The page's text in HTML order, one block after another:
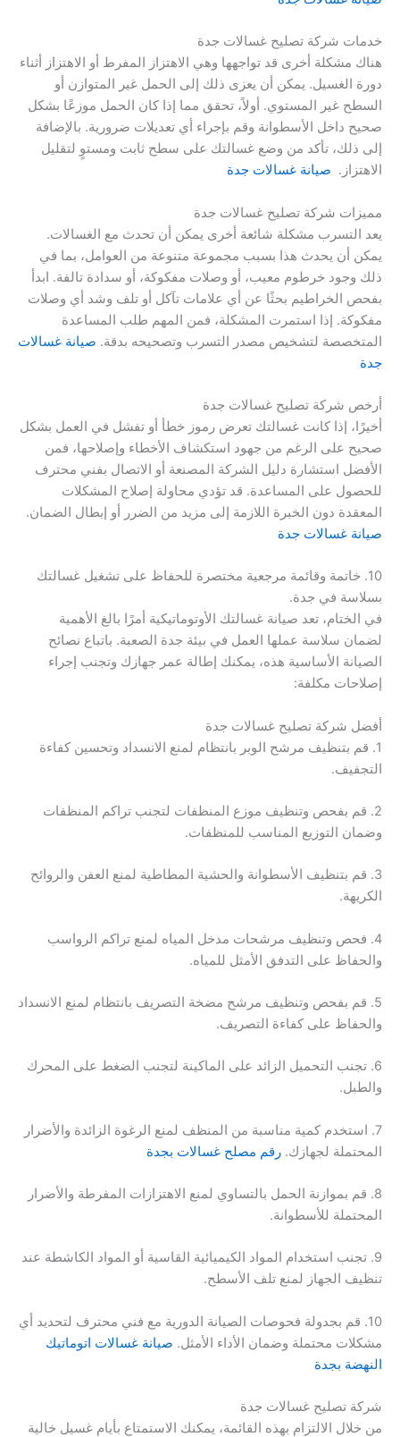
خدمات شركة تصليح غسالات جدة
هناك مشكلة أخرى قد تواجهها وهي الاهتزاز المفرط أو الاهتزاز أثناء
دورة الغسيل. يمكن أن يعزى ذلك إلى الحمل غير المتوازن أو
السطح غير المستوي. أولاً، تحقق مما إذا كان الحمل موزعًا بشكل
صحيح داخل الأسطوانة وقم بإجراء أي تعديلات ضرورية. بالإضافة
إلى ذلك، تأكد من وضع غسالتك على سطح ثابت ومستوٍ لتقليل
الاهتزاز. صيانة غسالات جدة
مميزات شركة تصليح غسالات جدة
يعد التسرب مشكلة شائعة أخرى يمكن أن تحدث مع الغسالات.
يمكن أن يحدث هذا بسبب مجموعة متنوعة من العوامل، بما في
ذلك وجود خرطوم معيب، أو وصلات مفكوكة، أو سدادة تالفة. ابدأ
بفحص الخراطيم بحثًا عن أي علامات تآكل أو تلف وشد أي وصلات
مفكوكة. إذا استمرت المشكلة، فمن المهم طلب المساعدة
المتخصصة لتشخيص مصدر التسرب وتصحيحه بدقة. صيانة غسالات
جدة
أرخص شركة تصليح غسالات جدة
أخيرًا، إذا كانت غسالتك تعرض رموز خطأ أو تفشل في العمل بشكل
صحيح على الرغم من جهود استكشاف الأخطاء وإصلاحها، فمن
الأفضل استشارة دليل الشركة المصنعة أو الاتصال بفني محترف
للحصول على المساعدة. قد تؤدي محاولة إصلاح المشكلات
المعقدة دون الخبرة اللازمة إلى مزيد من الضرر أو إبطال الضمان.
صيانة غسالات جدة
10. خاتمة وقائمة مرجعية مختصرة للحفاظ على تشغيل غسالتك
بسلاسة في جدة.
في الختام، تعد صيانة غسالتك الأوتوماتيكية أمرًا بالغ الأهمية
لضمان سلاسة عملها العمل في بيئة جدة الصعبة. باتباع نصائح
الصيانة الأساسية هذه، يمكنك إطالة عمر جهازك وتجنب إجراء
إصلاحات مكلفة:
أفضل شركة تصليح غسالات جدة
1. قم بتنظيف مرشح الوبر بانتظام لمنع الانسداد وتحسين كفاءة
التجفيف.
2. قم بفحص وتنظيف موزع المنظفات لتجنب تراكم المنظفات
وضمان التوزيع المناسب للمنظفات.
3. قم بتنظيف الأسطوانة والحشية المطاطية لمنع العفن والروائح
الكريهة.
4. فحص وتنظيف مرشحات مدخل المياه لمنع تراكم الرواسب
والحفاظ على التدفق الأمثل للمياه.
5. قم بفحص وتنظيف مرشح مضخة التصريف بانتظام لمنع الانسداد
والحفاظ على كفاءة التصريف.
6. تجنب التحميل الزائد على الماكينة لتجنب الضغط على المحرك
والطبل.
7. استخدم كمية مناسبة من المنظف لمنع الرغوة الزائدة والأضرار
المحتملة لجهازك. رقم مصلح غسالات بجدة
8. قم بموازنة الحمل بالتساوي لمنع الاهتزازات المفرطة والأضرار
المحتملة للأسطوانة.
9. تجنب استخدام المواد الكيميائية القاسية أو المواد الكاشطة عند
تنظيف الجهاز لمنع تلف الأسطح.
10. قم بجدولة فحوصات الصيانة الدورية مع فني محترف لتحديد أي
مشكلات محتملة وضمان الأداء الأمثل. صيانة غسالات اتوماتيك
النهضة بجدة
شركة تصليح غسالات جدة
من خلال الالتزام بهذه القائمة، يمكنك الاستمتاع بأيام غسيل خالية